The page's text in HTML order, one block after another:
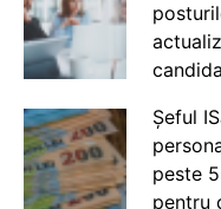
Șeful
peste
pentru